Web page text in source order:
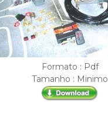
Formato : Pdf
Tamanho : Minimo